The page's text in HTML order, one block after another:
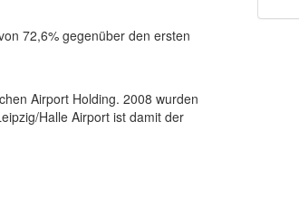
72,6% gegenüber den ersten
Airport Holding. 2008 wurden
Halle Airport ist damit der